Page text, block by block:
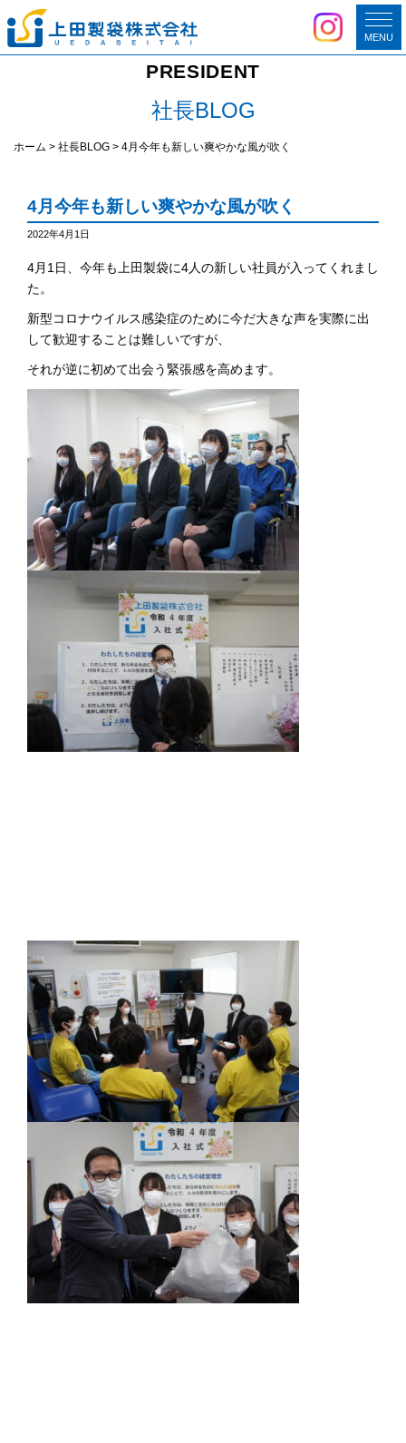
MENU
PRESIDENT
社長BLOG
ホーム > 社長BLOG > 4月今年も新しい爽やかな風が吹く
4月今年も新しい爽やかな風が吹く
2022年4月1日
4月1日、今年も上田製袋に4人の新しい社員が入ってくれまし
た。
新型コロナウイルス感染症のために今だ大きな声を実際に出
して歓迎することは難しいですが、
それが逆に初めて出会う緊張感を高めます。